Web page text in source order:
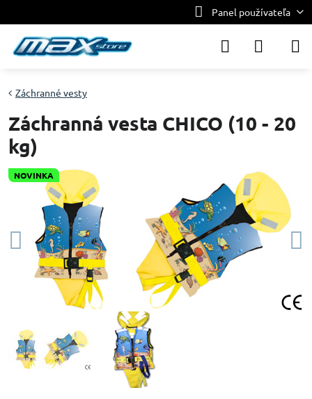
Panel používateľa
NOVINKA
Záchranné vesty
Záchranná vesta CHICO (10 - 20
kg)